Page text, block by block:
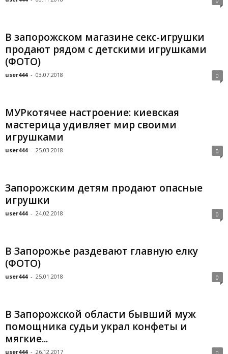
В запорожском магазине секс-игрушки
продают рядом с детскими игрушками
(ФОТО)
user444 - 03.07.2018 0
МУРкотячее настроение: киевская
мастерица удивляет мир своими
игрушками
user444 - 25.03.2018 0
Запорожским детям продают опасные
игрушки
user444 - 24.02.2018 0
В Запорожье раздевают главную елку
(ФОТО)
user444 - 25.01.2018 0
В Запорожской области бывший муж
помощника судьи украл конфеты и
мягкие...
user444 - 26.12.2017